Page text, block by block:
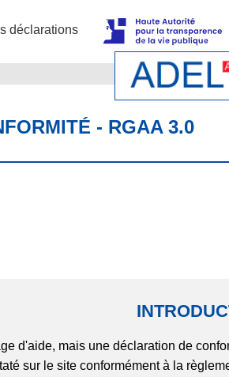
déclarations
- RGAA 3.0
d'aide, mais une déclaration de
sur le site conformément à la